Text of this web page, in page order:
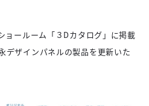
ョールーム「３Dカタログ」に掲載
デザインパネルの製品を更新いた